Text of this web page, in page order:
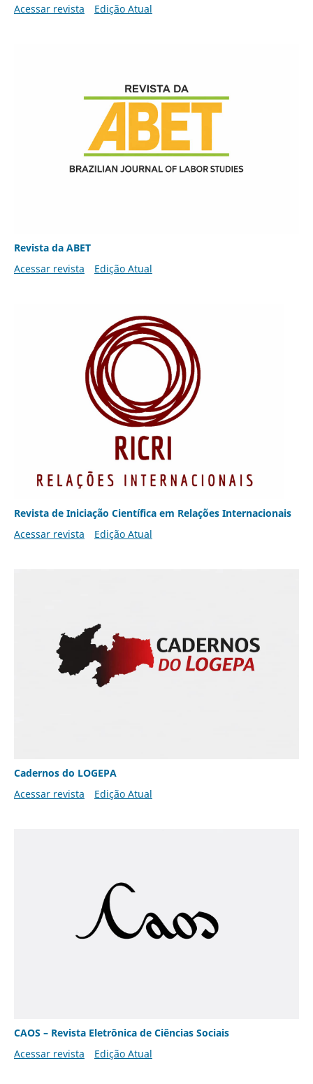
Acessar revista Edição Atual
Revista da ABET
Acessar revista
Edição Atual
Revista de Iniciação Científica em Relações Internacionais
Acessar revista
Edição Atual
Cadernos do LOGEPA
Acessar revista
Edição Atual
CAOS – Revista Eletrônica de Ciências Sociais
Acessar revista
Edição Atual